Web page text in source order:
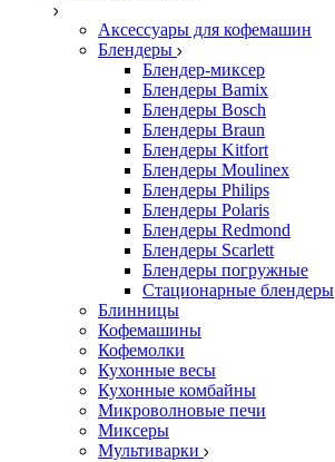
Аксессуары для кофемашин
Блендеры
Блендер-миксер
Блендеры Bamix
Блендеры Bosch
Блендеры Braun
Блендеры Kitfort
Блендеры Moulinex
Блендеры Philips
Блендеры Polaris
Блендеры Redmond
Блендеры Scarlett
Блендеры погружные
Стационарные блендеры
Блинницы
Кофемашины
Кофемолки
Кухонные весы
Кухонные комбайны
Микроволновые печи
Миксеры
Мультиварки